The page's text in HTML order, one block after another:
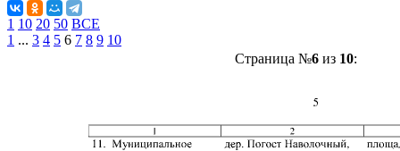
1 10 20 50 ВСЕ
1 ... 3 4 5 6 7 8 9 10
Страница №6из 10: